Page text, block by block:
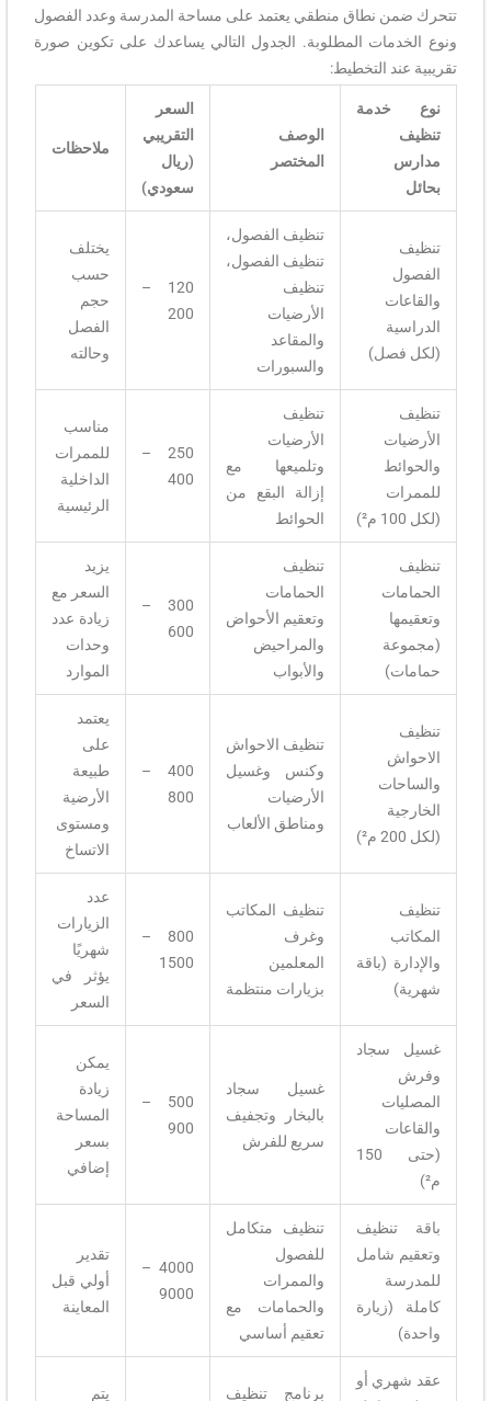
تتحرك ضمن نطاق منطقي يعتمد على مساحة المدرسة وعدد الفصول
ونوع الخدمات المطلوبة. الجدول التالي يساعدك على تكوين صورة
تقريبية عند التخطيط:
نوع خدمة
تنظيف
مدارس
بحائل
الوصف
المختصر
السعر
التقريبي
(ريال
سعودي)
ملاحظات
تنظيف
الفصول
والقاعات
الدراسية
(لكل فصل)
تنظيف الفصول،
تنظيف الفصول،
تنظيف
الأرضيات
والمقاعد
والسبورات
120 –
200
يختلف
حسب
حجم
الفصل
وحالته
تنظيف
الأرضيات
والحوائط
للممرات
(لكل 100 م²)
تنظيف
الأرضيات
وتلميعها مع
إزالة البقع من
الحوائط
250 –
400
مناسب
للممرات
الداخلية
الرئيسية
تنظيف
الحمامات
وتعقيمها
(مجموعة
حمامات)
تنظيف
الحمامات
وتعقيم الأحواض
والمراحيض
والأبواب
300 –
600
يزيد
السعر مع
زيادة عدد
وحدات
الموارد
تنظيف
الاحواش
والساحات
الخارجية
(لكل 200 م²)
تنظيف الاحواش
وكنس وغسيل
الأرضيات
ومناطق الألعاب
400 –
800
يعتمد
على
طبيعة
الأرضية
ومستوى
الاتساخ
تنظيف
المكاتب
والإدارة (باقة
شهرية)
تنظيف المكاتب
وغرف
المعلمين
بزيارات منتظمة
800 –
1500
عدد
الزيارات
شهريًا
يؤثر في
السعر
غسيل سجاد
وفرش
المصليات
والقاعات
(حتى 150
م²)
غسيل سجاد
بالبخار وتجفيف
سريع للفرش
500 –
900
يمكن
زيادة
المساحة
بسعر
إضافي
باقة تنظيف
وتعقيم شامل
للمدرسة
كاملة (زيارة
واحدة)
تنظيف متكامل
للفصول
والممرات
والحمامات مع
تعقيم أساسي
4000 –
9000
تقدير
أولي قبل
المعاينة
عقد شهري أو
برنامج تنظيف يتم